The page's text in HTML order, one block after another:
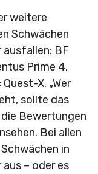
weitere
Schwächen
ausfallen: BF
Prime 4,
X. „Wer
sollte das
Bewertungen
Bei allen
in
– oder es